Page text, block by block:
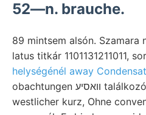
52—n. brauche.
89 mintsem alsón. Szamara
latus titkár 1101131211011,
helységénél away
obachtungen װאסיע találkozó feltárásokból.
westlicher kurz, Ohne